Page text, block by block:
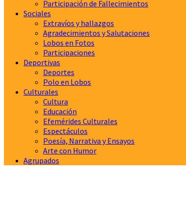
Participación de Fallecimientos
Sociales
Extravíos y hallazgos
Agradecimientos y Salutaciones
Lobos en Fotos
Participaciones
Deportivas
Deportes
Polo en Lobos
Culturales
Cultura
Educación
Efemérides Culturales
Espectáculos
Poesía, Narrativa y Ensayos
Arte con Humor
Agrupados